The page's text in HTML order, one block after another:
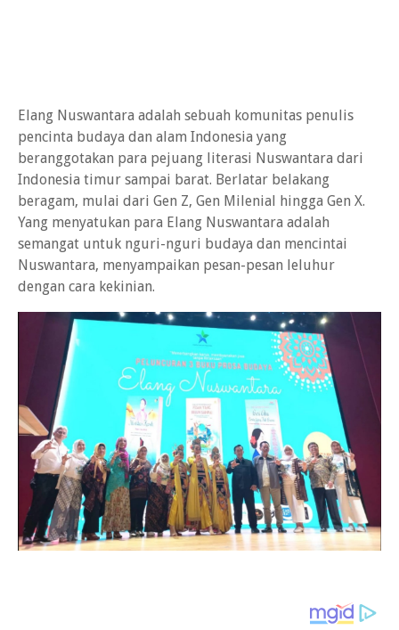
Elang Nuswantara adalah sebuah komunitas penulis
pencinta budaya dan alam Indonesia yang
beranggotakan para pejuang literasi Nuswantara dari
Indonesia timur sampai barat. Berlatar belakang
beragam, mulai dari Gen Z, Gen Milenial hingga Gen X.
Yang menyatukan para Elang Nuswantara adalah
semangat untuk nguri-nguri budaya dan mencintai
Nuswantara, menyampaikan pesan-pesan leluhur
dengan cara kekinian.